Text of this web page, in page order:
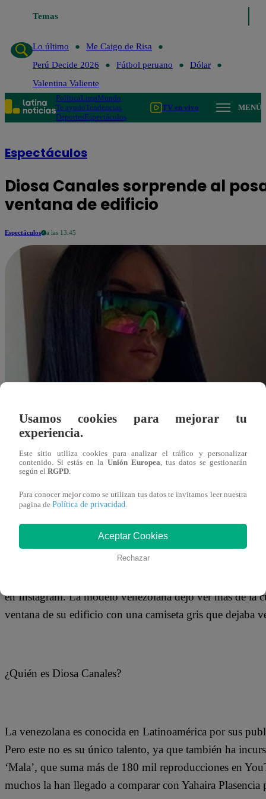
Temas
Lo último
Lo último
Me Caigo de Risa
Perú Decide 2026
Fútbol peruano
Dólar
Valentina Valiente
PolíticaLimaMundo
Te ayudoTendencias
DeportesEspectáculos
TV en vivo MENÚ
Espectáculos
Diosa Canales sorprende al
ventana de edificio
Espectáculos a las 13:45
Redacción Latina
11 de julio 2019
en Instagram. La modelo venezolana dejó ver más de la
ventana de su edificio con una camiseta gris que dejaba
¿Quién es Diosa Canales?
La venezolana es conocida en Latinoamérica por sus
Pero este no es su único talento, ya que también ha
‘Mala’, que suma más de 180 mil reproducciones en
muchos la han llegado a comparar con Yahaira Plasencia
Usamos cookies para mejorar tu
experiencia.
Este sitio utiliza cookies para analizar el tráfico y personalizar
contenido. Si estás en la Unión Europea, tus datos se gestionarán
según el RGPD.
Para conocer mejor como se utilizan tus datos te invitamos leer nuestra
pagina de Política de privacidad.
Aceptar Cookies
Rechazar